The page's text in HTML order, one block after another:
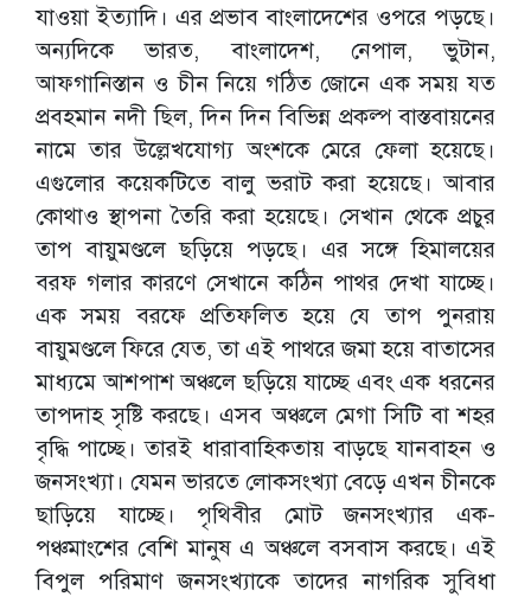
যাওয়া ইত্যাদি। এর প্রভাব বাংলাদেশের ওপরে পড়ছে।
অন্যদিকে ভারত, বাংলাদেশ, নেপাল, ভুটান,
আফগানিস্তান ও চীন নিয়ে গঠিত জোনে এক সময় যত
প্রবহমান নদী ছিল, দিন দিন বিভিন্ন প্রকল্প বাস্তবায়নের
নামে তার উল্লেখযোগ্য অংশকে মেরে ফেলা হয়েছে।
এগুলোর কয়েকটিতে বালু ভরাট করা হয়েছে। আবার
কোথাও স্থাপনা তৈরি করা হয়েছে। সেখান থেকে প্রচুর
তাপ বায়ুমণ্ডলে ছড়িয়ে পড়ছে। এর সঙ্গে হিমালয়ের
বরফ গলার কারণে সেখানে কঠিন পাথর দেখা যাচ্ছে।
এক সময় বরফে প্রতিফলিত হয়ে যে তাপ পুনরায়
বায়ুমণ্ডলে ফিরে যেত, তা এই পাথরে জমা হয়ে বাতাসের
মাধ্যমে আশপাশ অঞ্চলে ছড়িয়ে যাচ্ছে এবং এক ধরনের
তাপদাহ সৃষ্টি করছে। এসব অঞ্চলে মেগা সিটি বা শহর
বৃদ্ধি পাচ্ছে। তারই ধারাবাহিকতায় বাড়ছে যানবাহন ও
জনসংখ্যা। যেমন ভারতে লোকসংখ্যা বেড়ে এখন চীনকে
ছাড়িয়ে যাচ্ছে। পৃথিবীর মোট জনসংখ্যার এক-
পঞ্চমাংশের বেশি মানুষ এ অঞ্চলে বসবাস করছে। এই
বিপুল পরিমাণ জনসংখ্যাকে তাদের নাগরিক সুবিধা